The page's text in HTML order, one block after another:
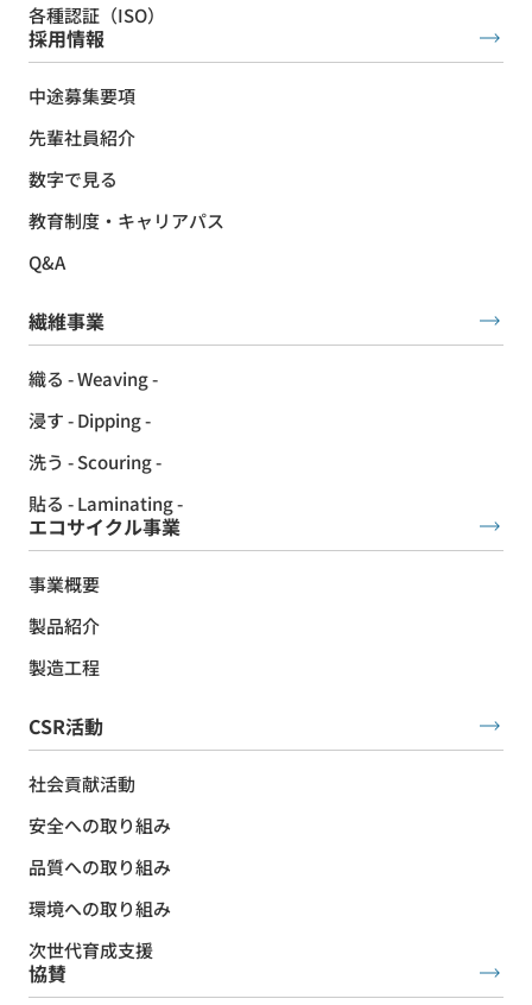
各種認証（ISO）
採用情報
中途募集要項
先輩社員紹介
数字で見る
教育制度・キャリアパス
Q&A
繊維事業
織る - Weaving -
浸す - Dipping -
洗う - Scouring -
貼る - Laminating -
エコサイクル事業
事業概要
製品紹介
製造工程
CSR活動
社会貢献活動
安全への取り組み
品質への取り組み
環境への取り組み
次世代育成支援
協賛